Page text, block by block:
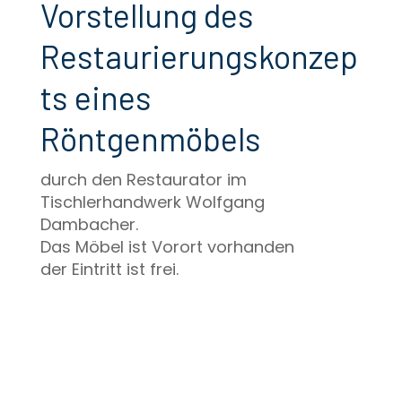
Vorstellung des
Restaurierungskonzep
ts eines
Röntgenmöbels
durch den Restaurator im
Tischlerhandwerk Wolfgang
Dambacher.
Das Möbel ist Vorort vorhanden
der Eintritt ist frei.